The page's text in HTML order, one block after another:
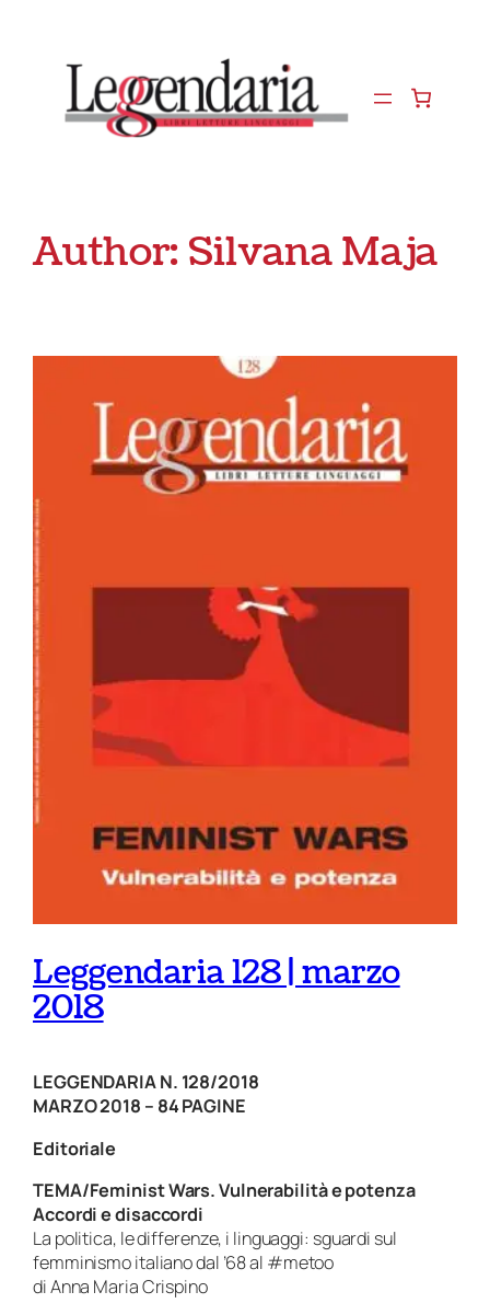
contenuto
Author:Silvana Maja
Leggendaria 128 | marzo
2018
LEGGENDARIA N. 128/2018
MARZO 2018 – 84 PAGINE
Editoriale
TEMA/Feminist Wars. Vulnerabilità e potenza
Accordi e disaccordi
La politica, le differenze, i linguaggi: sguardi sul
femminismo italiano dal ’68 al #metoo
di Anna Maria Crispino